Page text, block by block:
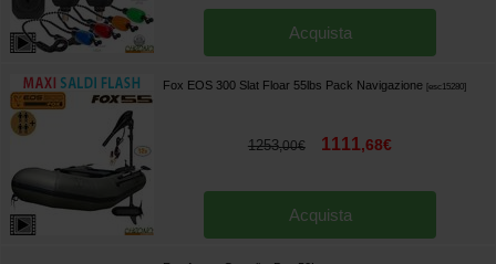
Acquista
Fox EOS 300 Slat Floar 55lbs Pack Navigazione [esc15280]
1253,00€ 1111,68€
Acquista